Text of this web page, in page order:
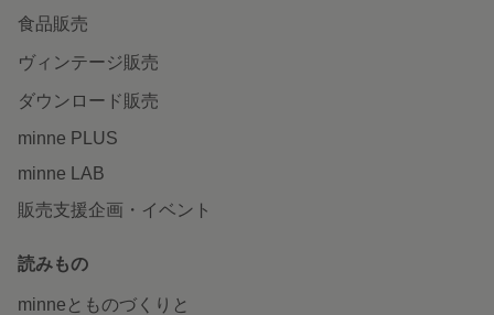
食品販売
ヴィンテージ販売
ダウンロード販売
minne PLUS
minne LAB
販売支援企画・イベント
読みもの
minneとものづくりと